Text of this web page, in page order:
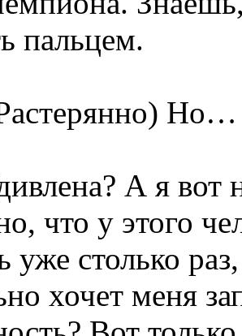
пальцем.
Но…
А я вот
что у этого
уже столько
хочет меня